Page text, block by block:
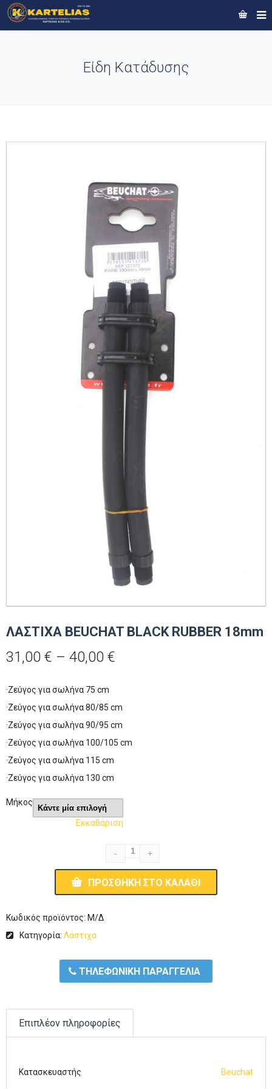
Είδη Κατάδυσης
ΛΑΣΤΙΧΑ BEUCHAT BLACK RUBBER 18mm
31,00 € – 40,00 €
40,00 €
·Zεύγος για σωλήνα 75 cm
·Zεύγος για σωλήνα 80/85 cm
·Zεύγος για σωλήνα 90/95 cm
·Zεύγος για σωλήνα 100/105 cm
·Zεύγος για σωλήνα 115 cm
·Zεύγος για σωλήνα 130 cm
Μήκος
Εκκαθάριση
ΠΡΟΣΘΉΚΗ ΣΤΟ ΚΑΛΆΘΙ
Κωδικός προϊόντος: Μ/Δ
Κατηγορία: Λάστιχα
ΤΗΛΕΦΩΝΙΚΗ ΠΑΡΑΓΓΕΛΙΑ
Επιπλέον πληροφορίες
Κατασκευαστής Beuchat